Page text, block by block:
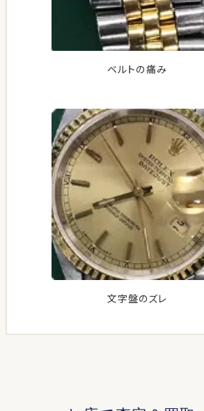
ベルトの痛み
文字盤のズレ